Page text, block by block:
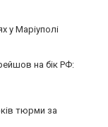
у Маріуполі
на бік РФ:
тюрми за